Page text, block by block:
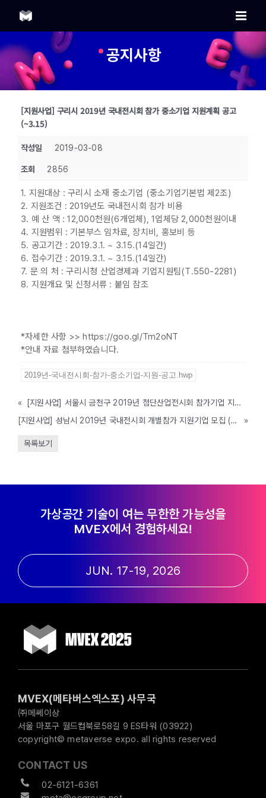
content
공지사항
[지원사업] 구리시 2019년 국내전시회 참가 중소기업 지원계획 공고
(~3.15)
작성일 2019-03-08
조회 2856
1. 지원대상 : 구리시 소재 중소기업 (중소기업기본법 제2조)
2. 지원조건 : 2019년도 국내전시회 참가 비용
3. 예 산 액 : 12,000천원(6개업체), 1업체당 2,000천원이내
4. 지원범위 : 기본부스 임차료, 장치비, 홍보비 등
5. 공고기간 : 2019.3.1. ~ 3.15.(14일간)
6. 접수기간 : 2019.3.1. ~ 3.15.(14일간)
7. 문 의 처 : 구리시청 산업경제과 기업지원팀(T.550-2281)
8. 지원개요 및 신청서류 : 붙임 참조
*자세한 사항 >> https://goo.gl/Tm2oNT
*안내 자료 첨부하였습니다.
2019년-국내전시회-참가-중소기업-지원-공고.hwp
«
[지원사업] 서울시 금천구 2019년 첨단산업전시회 참가기업 지원사업 공고 (~3.13)
[지원사업] 성남시 2019년 국내전시회 개별참가 지원기업 모집 (~3.19)
»
목록보기
가상공간 기술이 여는 무한한 가능성을
MVEX에서 경험하세요!
JUN. 17-19, 2026
MVEX(메타버스엑스포) 사무국
㈜메쎄이상
서울 마포구 월드컵북로58길 9 ES타워 (03922)
copyright© metaverse expo. all rights reserved
CONTACT US
02-6121-6361